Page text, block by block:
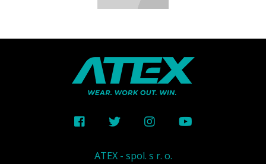
ATEX - spol. s r. o.